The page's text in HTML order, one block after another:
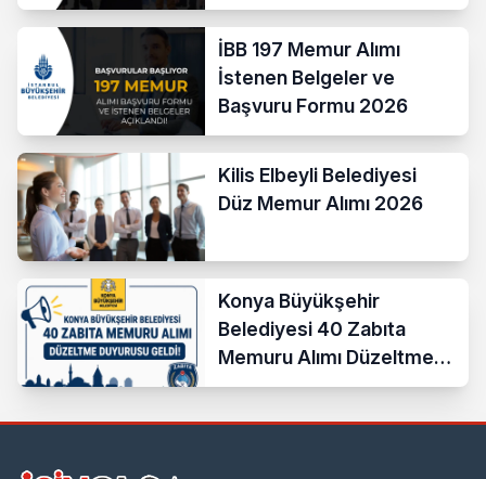
İBB 197 Memur Alımı
İstenen Belgeler ve
Başvuru Formu 2026
Kilis Elbeyli Belediyesi
Düz Memur Alımı 2026
Konya Büyükşehir
Belediyesi 40 Zabıta
Memuru Alımı Düzeltme
Duyurusu Geldi!